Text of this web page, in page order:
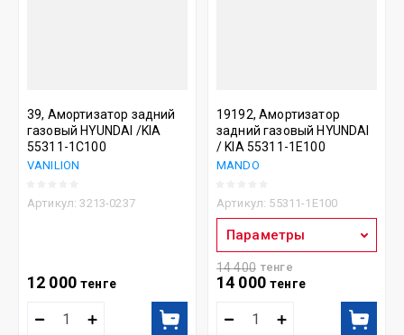
39, Амортизатор задний
газовый HYUNDAI /KIA
55311-1С100
VANILION
Артикул: 3213-0237
12 000 тенге
19192, Амортизатор
задний газовый HYUNDAI
/ KIA 55311-1E100
MANDO
Артикул: 55311-1E100
Параметры
14 400 тенге
14 000 тенге